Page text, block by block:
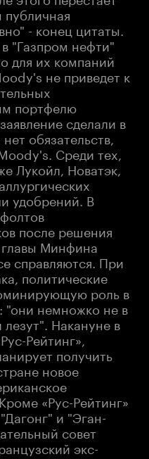
- конец цитаты.
"Газпром нефти"
для их компаний
не приведет к
портфелю
сделали в
обязательств,
Среди тех,
Лукойл, Новатэк,
удобрений. В
после решения
Минфина
справляются. При
политические
роль в
"они немножко не в
лезут". Накануне в
Рейтинг»,
получить
новое
«Рус-Рейтинг»
и "Эган-
совет
экс-